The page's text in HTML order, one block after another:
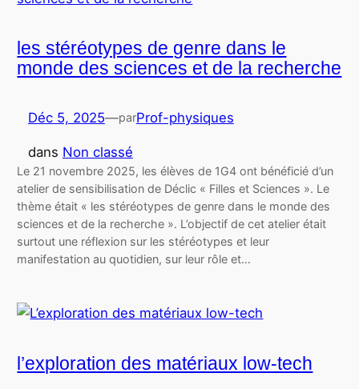
les stéréotypes de genre dans le
monde des sciences et de la recherche
Déc 5, 2025—parProf-physiques
dans Non classé
Le 21 novembre 2025, les élèves de 1G4 ont bénéficié d’un
atelier de sensibilisation de Déclic « Filles et Sciences ». Le
thème était « les stéréotypes de genre dans le monde des
sciences et de la recherche ». L’objectif de cet atelier était
surtout une réflexion sur les stéréotypes et leur
manifestation au quotidien, sur leur rôle et…
l’exploration des matériaux low-tech